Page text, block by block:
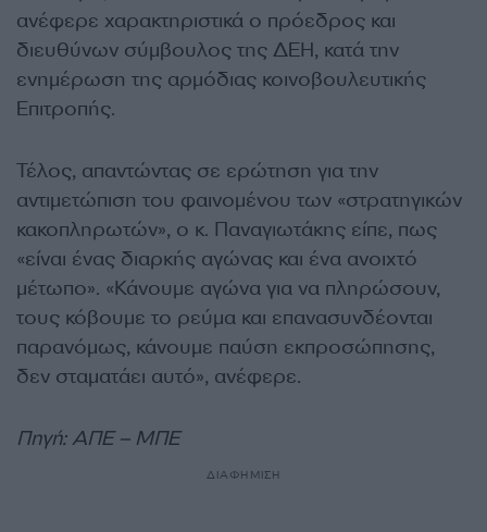
ανέφερε χαρακτηριστικά ο πρόεδρος και
διευθύνων σύμβουλος της ΔΕΗ, κατά την
ενημέρωση της αρμόδιας κοινοβουλευτικής
Επιτροπής.
Τέλος, απαντώντας σε ερώτηση για την
αντιμετώπιση του φαινομένου των «στρατηγικών
κακοπληρωτών», ο κ. Παναγιωτάκης είπε, πως
«είναι ένας διαρκής αγώνας και ένα ανοιχτό
μέτωπο». «Κάνουμε αγώνα για να πληρώσουν,
τους κόβουμε το ρεύμα και επανασυνδέονται
παρανόμως, κάνουμε παύση εκπροσώπησης,
δεν σταματάει αυτό», ανέφερε.
Πηγή: ΑΠΕ – ΜΠΕ
ΔΙΑΦΗΜΙΣΗ